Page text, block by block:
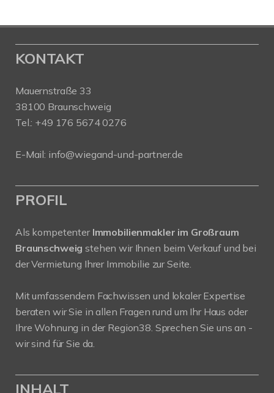
KONTAKT
Mauernstraße 33
38100 Braunschweig
Tel.: +49 176 5674 0276
E-Mail: info@wiegand-und-partner.de
PROFIL
Als kompetenter Immobilienmakler im Großraum
Braunschweigstehen wir Ihnen beim Verkauf und bei
der Vermietung Ihrer Immobilie zur Seite.
Mit umfassendem Fachwissen und lokaler Expertise
beraten wir Sie in allen Fragen rund um Ihr Haus oder
Ihre Wohnung in der Region38. Sprechen Sie uns an -
wir sind für Sie da.
INHALT